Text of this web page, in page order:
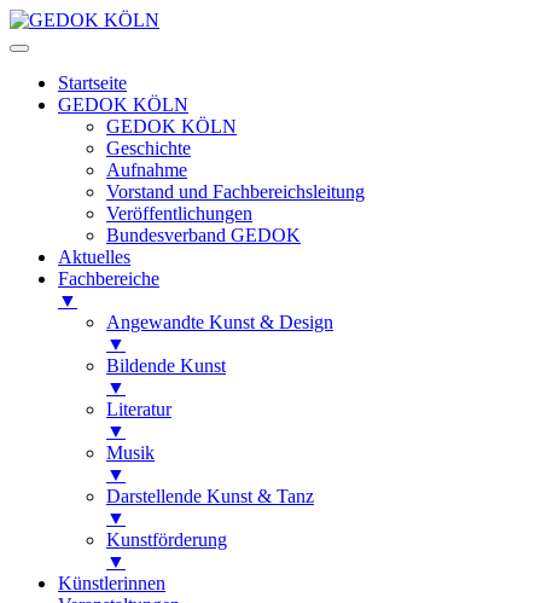
Startseite
GEDOK KÖLN
GEDOK KÖLN
Geschichte
Aufnahme
Vorstand und Fachbereichsleitung
Veröffentlichungen
Bundesverband GEDOK
Aktuelles
Fachbereiche
▼
Angewandte Kunst & Design
▼
Bildende Kunst
▼
Literatur
▼
Musik
▼
Darstellende Kunst & Tanz
▼
Kunstförderung
▼
Künstlerinnen